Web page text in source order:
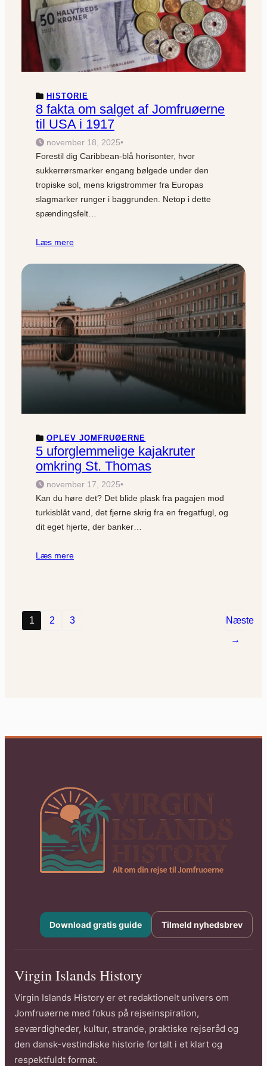
HISTORIE
8 fakta om salget af Jomfruøerne
til USA i 1917
november 18, 2025•
Forestil dig Caribbean-blå horisonter, hvor
sukkerrørsmarker engang bølgede under den
tropiske sol, mens krigstrommer fra Europas
slagmarker runger i baggrunden. Netop i dette
spændingsfelt…
Læs mere
OPLEV JOMFRUØERNE
5 uforglemmelige kajakruter
omkring St. Thomas
november 17, 2025•
Kan du høre det? Det blide plask fra pagajen mod
turkisblåt vand, det fjerne skrig fra en fregatfugl, og
dit eget hjerte, der banker…
Læs mere
1 2 3
Næste
→
Download gratis guide Tilmeld nyhedsbrev
Virgin Islands History
Virgin Islands History er et redaktionelt univers om
Jomfruøerne med fokus på rejseinspiration,
seværdigheder, kultur, strande, praktiske rejseråd og
den dansk-vestindiske historie fortalt i et klart og
respektfuldt format.